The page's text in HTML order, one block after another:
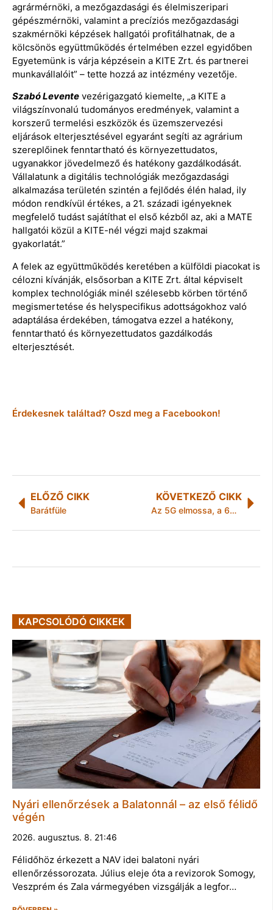
agrármérnöki, a mezőgazdasági és élelmiszeripari
gépészmérnöki, valamint a precíziós mezőgazdasági
szakmérnöki képzések hallgatói profitálhatnak, de a
kölcsönös együttműködés értelmében ezzel egyidőben
Egyetemünk is várja képzésein a KITE Zrt. és partnerei
munkavállalóit” – tette hozzá az intézmény vezetője.
Szabó Levente vezérigazgató kiemelte, „a KITE a
világszínvonalú tudományos eredmények, valamint a
korszerű termelési eszközök és üzemszervezési
eljárások elterjesztésével egyaránt segíti az agrárium
szereplőinek fenntartható és környezettudatos,
ugyanakkor jövedelmező és hatékony gazdálkodását.
Vállalatunk a digitális technológiák mezőgazdasági
alkalmazása területén szintén a fejlődés élén halad, ily
módon rendkívül értékes, a 21. századi igényeknek
megfelelő tudást sajátíthat el első kézből az, aki a MATE
hallgatói közül a KITE-nél végzi majd szakmai
gyakorlatát.”
A felek az együttműködés keretében a külföldi piacokat is
célozni kívánják, elsősorban a KITE Zrt. által képviselt
komplex technológiák minél szélesebb körben történő
megismertetése és helyspecifikus adottságokhoz való
adaptálása érdekében, támogatva ezzel a hatékony,
fenntartható és környezettudatos gazdálkodás
elterjesztését.
Érdekesnek találtad? Oszd meg a Facebookon!
ELŐZŐ CIKK
Barátfüle
KÖVETKEZŐ CIKK
Az 5G elmossa, a 6G lebontja a fizikai valóság és a digitális tér közötti határokat
KAPCSOLÓDÓ CIKKEK
Nyári ellenőrzések a Balatonnál – az első félidő
végén
2026. augusztus. 8. 21:46
Félidőhöz érkezett a NAV idei balatoni nyári
ellenőrzéssorozata. Július eleje óta a revizorok Somogy,
Veszprém és Zala vármegyében vizsgálják a legfor…